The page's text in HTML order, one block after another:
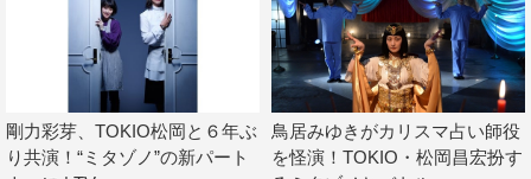
剛力彩芽、TOKIO松岡と６年ぶ
り共演！“ミタゾノ”の新パート
鳥居みゆきがカリスマ占い師役
を怪演！TOKIO・松岡昌宏扮す